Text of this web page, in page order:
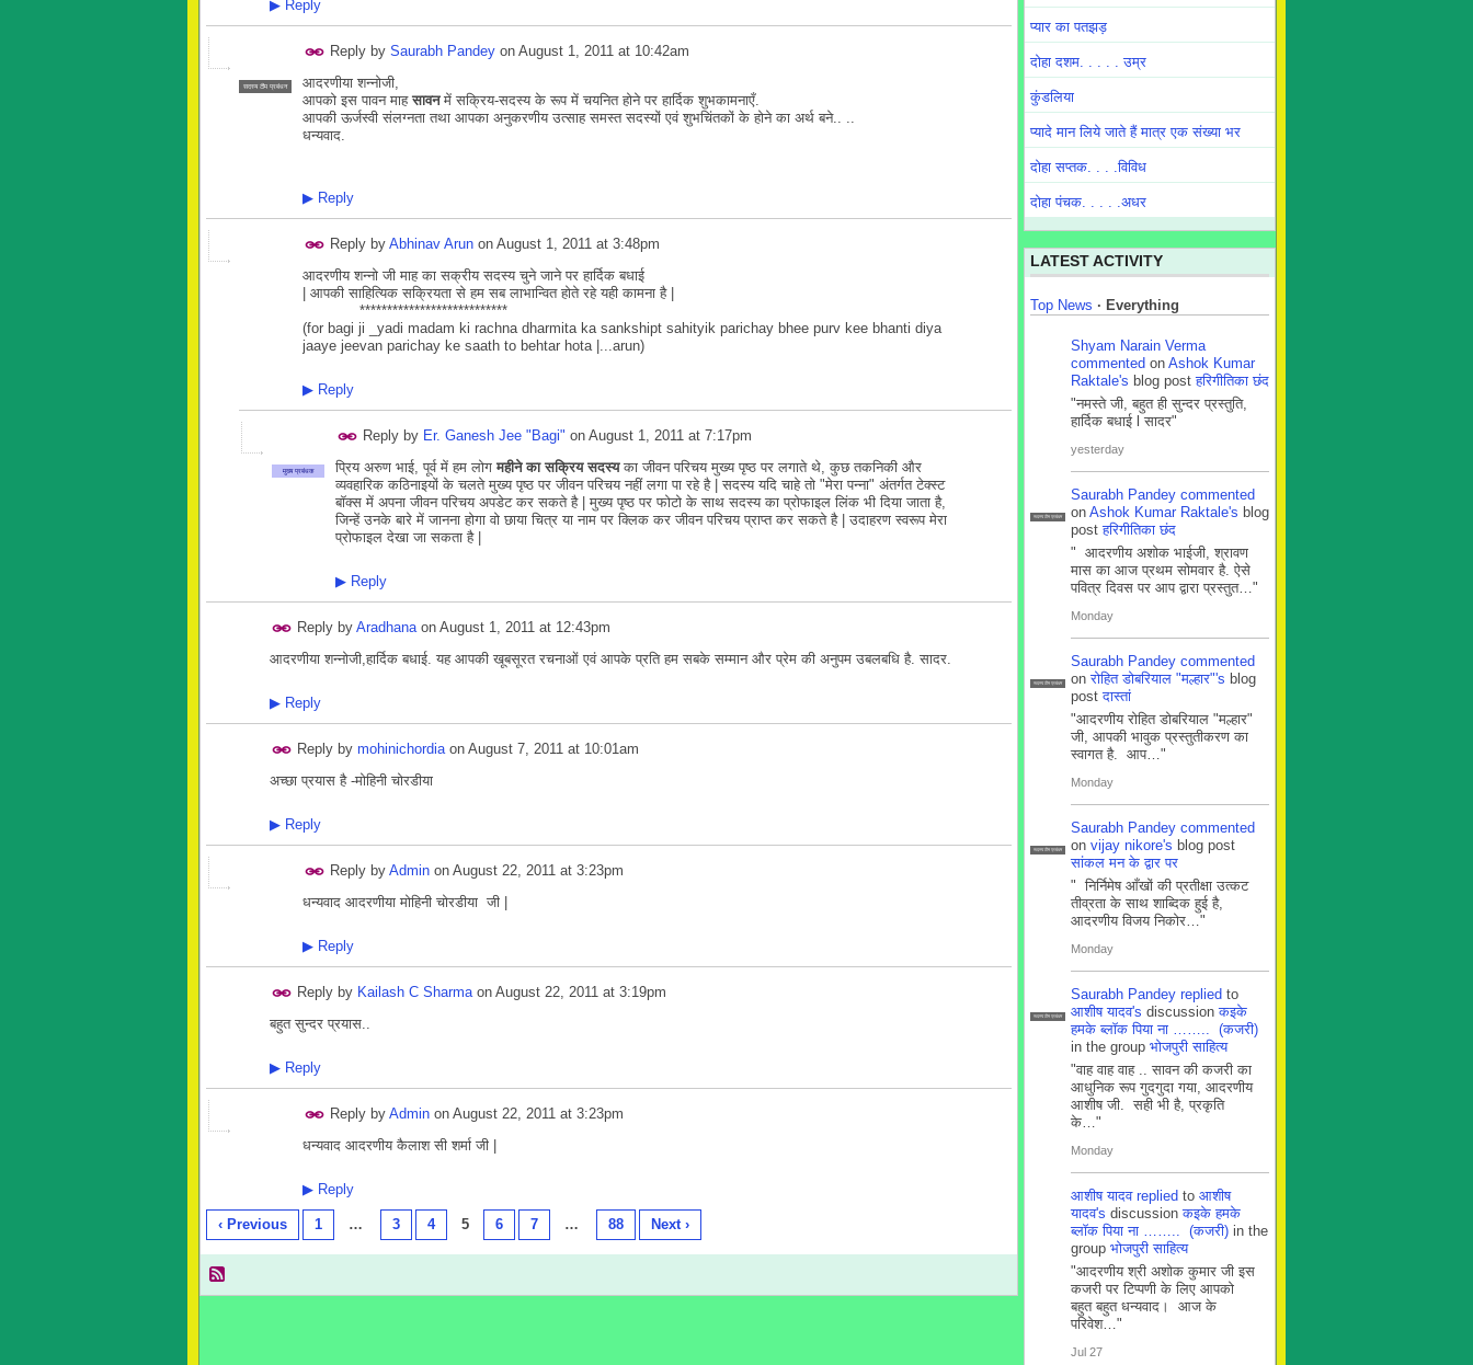
▶ Reply
सदस्य टीम प्रबंधन
Reply by Saurabh Pandey on August 1, 2011 at 10:42am
आदरणीया शन्नोजी,
आपको इस पावन माह सावनमें सक्रिय-सदस्य के रूप में चयनित होने पर हार्दिक शुभकामनाएँ.
आपकी ऊर्जस्वी संलग्नता तथा आपका अनुकरणीय उत्साह समस्त सदस्यों एवं शुभचिंतकों के होने का अर्थ बने.. ..
धन्यवाद.
▶ Reply
Reply by Abhinav Arun on August 1, 2011 at 3:48pm
आदरणीय शन्नो जी माह का सक्रीय सदस्य चुने जाने पर हार्दिक बधाई
| आपकी साहित्यिक सक्रियता से हम सब लाभान्वित होते रहे यही कामना है |
***************************
(for bagi ji _yadi madam ki rachna dharmita ka sankshipt sahityik parichay bhee purv kee bhanti diya
jaaye jeevan parichay ke saath to behtar hota |...arun)
▶ Reply
मुख्य प्रबंधक
Reply by Er. Ganesh Jee "Bagi" on August 1, 2011 at 7:17pm
प्रिय अरुण भाई, पूर्व में हम लोग महीने का सक्रिय सदस्यका जीवन परिचय मुख्य पृष्ठ पर लगाते थे, कुछ तकनिकी और
व्यवहारिक कठिनाइयों के चलते मुख्य पृष्ठ पर जीवन परिचय नहीं लगा पा रहे है | सदस्य यदि चाहे तो "मेरा पन्ना" अंतर्गत टेक्स्ट
बॉक्स में अपना जीवन परिचय अपडेट कर सकते है | मुख्य पृष्ठ पर फोटो के साथ सदस्य का प्रोफाइल लिंक भी दिया जाता है,
जिन्हें उनके बारे में जानना होगा वो छाया चित्र या नाम पर क्लिक कर जीवन परिचय प्राप्त कर सकते है | उदाहरण स्वरूप मेरा
प्रोफाइल देखा जा सकता है |
▶ Reply
Reply by Aradhana on August 1, 2011 at 12:43pm
आदरणीया शन्नोजी,हार्दिक बधाई. यह आपकी खूबसूरत रचनाओं एवं आपके प्रति हम सबके सम्मान और प्रेम की अनुपम उबलबधि है. सादर.
▶ Reply
Reply by mohinichordia on August 7, 2011 at 10:01am
अच्छा प्रयास है -मोहिनी चोरडीया
▶ Reply
Reply by Admin on August 22, 2011 at 3:23pm
धन्यवाद आदरणीया मोहिनी चोरडीया जी |
▶ Reply
Reply by Kailash C Sharma on August 22, 2011 at 3:19pm
बहुत सुन्दर प्रयास..
▶ Reply
Reply by Admin on August 22, 2011 at 3:23pm
धन्यवाद आदरणीय कैलाश सी शर्मा जी |
▶ Reply
‹ Previous 1 … 3 4 5 6 7 … 88 Next ›
प्यार का पतझड़
दोहा दशम. . . . . उम्र
कुंडलिया
प्यादे मान लिये जाते हैं मात्र एक संख्या भर
दोहा सप्तक. . . .विविध
दोहा पंचक. . . . .अधर
LATEST ACTIVITY
Top News · Everything
Shyam Narain Verma
commented on Ashok Kumar
Raktale's blog postहरिगीतिका छंद
"नमस्ते जी, बहुत ही सुन्दर प्रस्तुति,
हार्दिक बधाई l सादर"
yesterday
सदस्य टीम प्रबंधन
Saurabh Pandey commented
on Ashok Kumar Raktale's blog
postहरिगीतिका छंद
" आदरणीय अशोक भाईजी, श्रावण
मास का आज प्रथम सोमवार है. ऐसे
पवित्र दिवस पर आप द्वारा प्रस्तुत…"
Monday
सदस्य टीम प्रबंधन
Saurabh Pandey commented
onरोहित डोबरियाल "मल्हार"'s blog
postदास्तां
"आदरणीय रोहित डोबरियाल "मल्हार"
जी, आपकी भावुक प्रस्तुतीकरण का
स्वागत है. आप…"
Monday
सदस्य टीम प्रबंधन
Saurabh Pandey commented
on vijay nikore's blog post
सांकल मन के द्वार पर
" निर्निमेष आँखों की प्रतीक्षा उत्कट
तीव्रता के साथ शाब्दिक हुई है,
आदरणीय विजय निकोर…"
Monday
सदस्य टीम प्रबंधन
Saurabh Pandey replied to
आशीष यादव's discussionकइके
हमके ब्लाॅक पिया ना …….. (कजरी)
in the group भोजपुरी साहित्य
"वाह वाह वाह .. सावन की कजरी का
आधुनिक रूप गुदगुदा गया, आदरणीय
आशीष जी. सही भी है, प्रकृति
के…"
Monday
आशीष यादव replied to आशीष
यादव's discussionकइके हमके
ब्लाॅक पिया ना …….. (कजरी) in the
group भोजपुरी साहित्य
"आदरणीय श्री अशोक कुमार जी इस
कजरी पर टिप्पणी के लिए आपको
बहुत बहुत धन्यवाद। आज के
परिवेश…"
Jul 27